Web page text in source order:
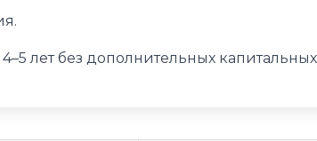
4–5 лет без дополнительных